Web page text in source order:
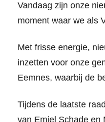
Vandaag zijn onze
moment waar we als
Met frisse energie,
inzetten voor onze
Eemnes, waarbij de
Tijdens de laatste
van Emiel Schade en